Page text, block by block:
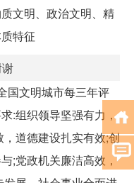
文明、政治文明、精
特征
国文明城市每三年评
:组织领导坚强有力，
道德建设扎实有效;创
;党政机关廉洁高效，